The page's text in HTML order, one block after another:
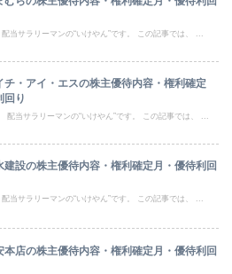
当サラリーマンの“いけやん”です。 この記事では、 ...
チ・アイ・エスの株主優待内容・権利確定
回り
配当サラリーマンの“いけやん”です。 この記事では、 ...
建設の株主優待内容・権利確定月・優待利回
当サラリーマンの“いけやん”です。 この記事では、 ...
本店の株主優待内容・権利確定月・優待利回